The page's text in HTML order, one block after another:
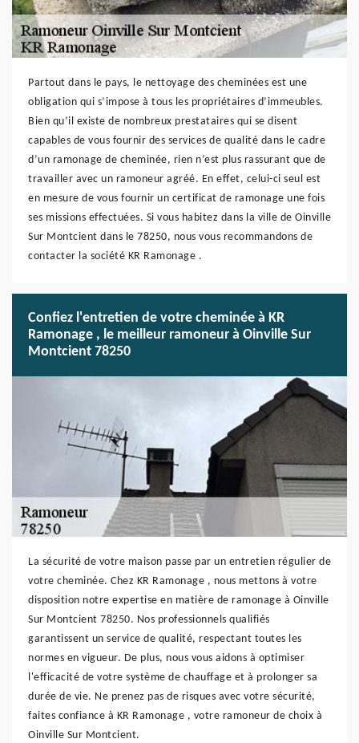
Partout dans le pays, le nettoyage des cheminées est une
obligation qui s’impose à tous les propriétaires d’immeubles.
Bien qu’il existe de nombreux prestataires qui se disent
capables de vous fournir des services de qualité dans le cadre
d’un ramonage de cheminée, rien n’est plus rassurant que de
travailler avec un ramoneur agréé. En effet, celui-ci seul est
en mesure de vous fournir un certificat de ramonage une fois
ses missions effectuées. Si vous habitez dans la ville de Oinville
Sur Montcient dans le 78250, nous vous recommandons de
contacter la société KR Ramonage .
Confiez l'entretien de votre cheminée à KR
Ramonage , le meilleur ramoneur à Oinville Sur
Montcient 78250
La sécurité de votre maison passe par un entretien régulier de
votre cheminée. Chez KR Ramonage , nous mettons à votre
disposition notre expertise en matière de ramonage à Oinville
Sur Montcient 78250. Nos professionnels qualifiés
garantissent un service de qualité, respectant toutes les
normes en vigueur. De plus, nous vous aidons à optimiser
l'efficacité de votre système de chauffage et à prolonger sa
durée de vie. Ne prenez pas de risques avec votre sécurité,
faites confiance à KR Ramonage , votre ramoneur de choix à
Oinville Sur Montcient.